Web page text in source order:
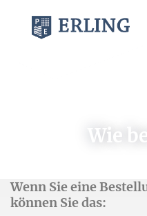
Wie
Wenn Sie eine
können Sie das: